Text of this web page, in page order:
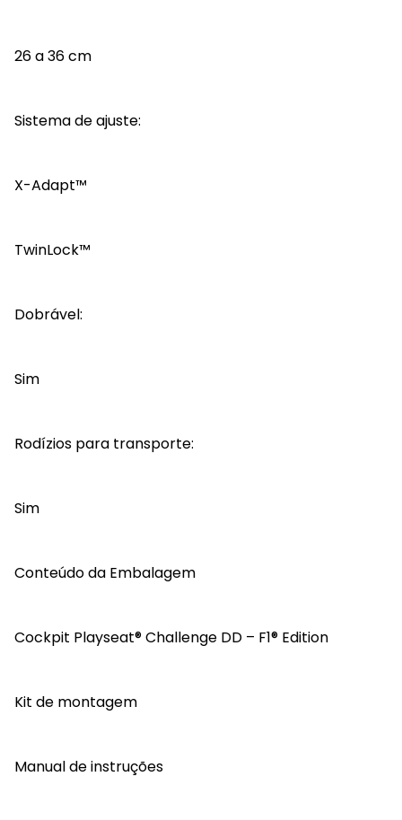
26 a 36 cm
Sistema de ajuste:
X-Adapt™
TwinLock™
Dobrável:
Sim
Rodízios para transporte:
Sim
Conteúdo da Embalagem
Cockpit Playseat® Challenge DD – F1® Edition
Kit de montagem
Manual de instruções